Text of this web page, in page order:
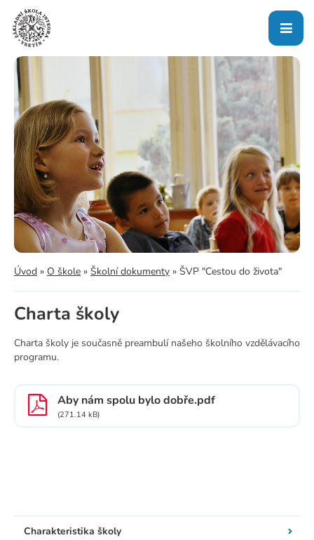
Úvod » O škole » Školní dokumenty » ŠVP "Cestou do života"
Charta školy
Charta školy je současně preambulí našeho školního vzdělávacího
programu.
Aby nám spolu bylo dobře.pdf
(271.14 kB)
Charakteristika školy